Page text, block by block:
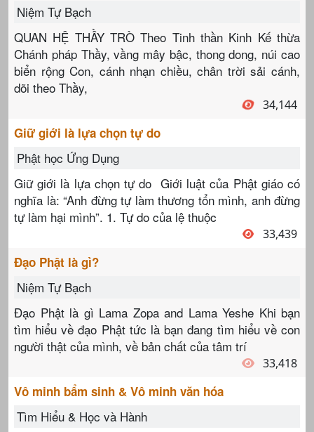
Niệm Tự Bạch
QUAN HỆ THẦY TRÒ Theo Tinh thần Kinh Kế thừa
Chánh pháp Thầy, vầng mây bậc, thong dong, núi cao
biển rộng Con, cánh nhạn chiều, chân trời sải cánh,
dõi theo Thầy,
34,144
Giữ giới là lựa chọn tự do
Phật học Ứng Dụng
Giữ giới là lựa chọn tự do Giới luật của Phật giáo có
nghĩa là: “Anh đừng tự làm thương tổn mình, anh đừng
tự làm hại mình”. 1. Tự do của lệ thuộc
33,439
Đạo Phật là gì?
Niệm Tự Bạch
Đạo Phật là gì Lama Zopa and Lama Yeshe Khi bạn
tìm hiểu về đạo Phật tức là bạn đang tìm hiểu về con
người thật của mình, về bản chất của tâm trí
33,418
Vô minh bẩm sinh & Vô minh văn hóa
Tìm Hiểu & Học và Hành